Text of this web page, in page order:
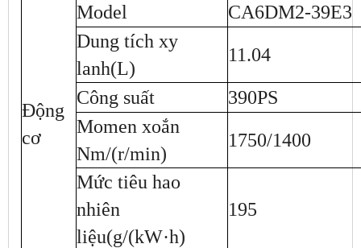
Động
cơ
Model
CA6DM2-39E3
Dung tích xy
lanh(L)
11.04
Công suất
390PS
Momen xoắn
Nm/(r/min)
1750/1400
Mức tiêu hao
nhiên
liệu(g/(kW·h)
195